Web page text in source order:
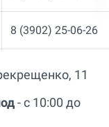
8 (3902) 25-06-26
11
- с 10:00 до